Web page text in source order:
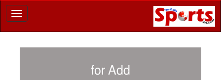
Toggle
navigation
for Add